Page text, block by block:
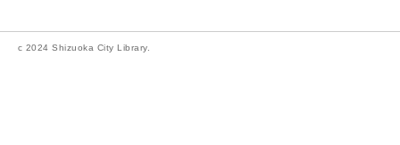
c 2024 Shizuoka City Library.